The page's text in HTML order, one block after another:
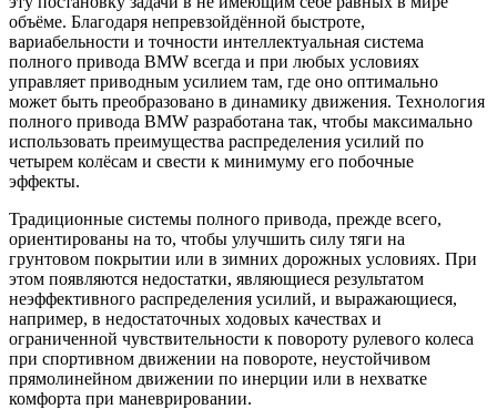
объёме. Благодаря непревзойдённой быстроте,
вариабельности и точности интеллектуальная система
полного привода BMW всегда и при любых условиях
управляет приводным усилием там, где оно оптимально
может быть преобразовано в динамику движения. Технология
полного привода BMW разработана так, чтобы максимально
использовать преимущества распределения усилий по
четырем колёсам и свести к минимуму его побочные
эффекты.
Традиционные системы полного привода, прежде всего,
ориентированы на то, чтобы улучшить силу тяги на
грунтовом покрытии или в зимних дорожных условиях. При
этом появляются недостатки, являющиеся результатом
неэффективного распределения усилий, и выражающиеся,
например, в недостаточных ходовых качествах и
ограниченной чувствительности к повороту рулевого колеса
при спортивном движении на повороте, неустойчивом
прямолинейном движении по инерции или в нехватке
комфорта при маневрировании.